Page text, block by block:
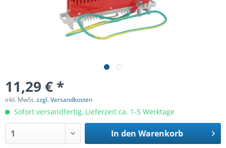
11,29 € *
inkl. MwSt.zzgl. Versandkosten
Sofort versandfertig, Lieferzeit ca. 1-5 Werktage
In den Warenkorb